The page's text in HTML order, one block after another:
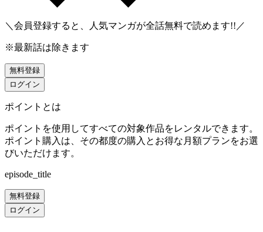
＼会員登録すると、人気マンガが全話無料で読めます!!／
※最新話は除きます
無料登録
ログイン
ポイントとは
ポイントを使用してすべての対象作品をレンタルできます。
ポイント購入は、その都度の購入とお得な月額プランをお選
びいただけます。
episode_title
無料登録
ログイン